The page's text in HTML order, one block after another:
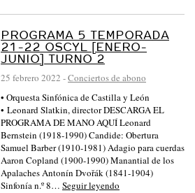
PROGRAMA 5 TEMPORADA
21-22 OSCYL [ENERO-
JUNIO] TURNO 2
25 febrero 2022 -Conciertos de abono
• Orquesta Sinfónica de Castilla y León
• Leonard Slatkin, director DESCARGA EL
PROGRAMA DE MANO AQUÍ Leonard
Bernstein (1918-1990) Candide: Obertura
Samuel Barber (1910-1981) Adagio para cuerdas
Aaron Copland (1900-1990) Manantial de los
Apalaches Antonín Dvořák (1841-1904)
Sinfonía n.º 8… Seguir leyendo